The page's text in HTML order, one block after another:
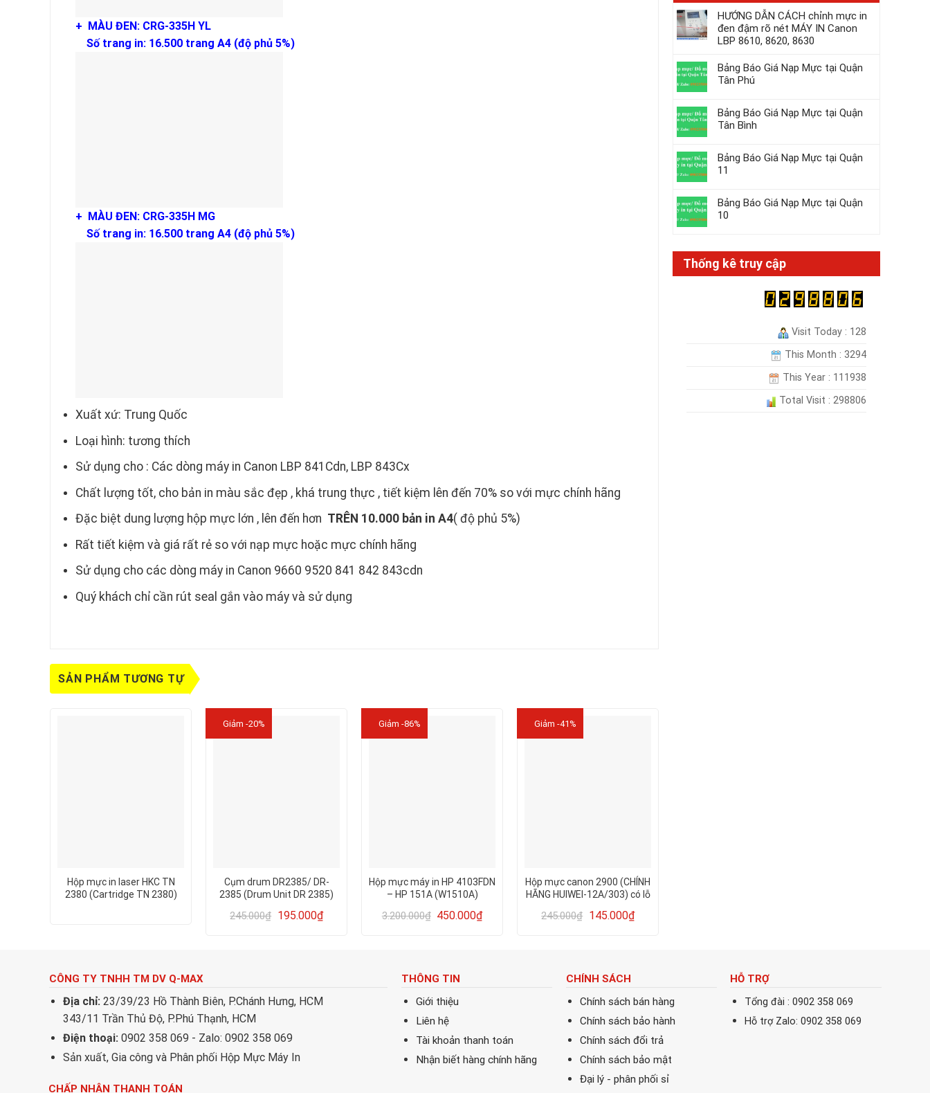
+ MÀU ĐEN: CRG-335H YL
Số trang in: 16.500 trang A4 (độ phủ 5%)
+ MÀU ĐEN: CRG-335H MG
Số trang in: 16.500 trang A4 (độ phủ 5%)
Xuất xứ: Trung Quốc
Loại hình: tương thích
Sử dụng cho : Các dòng máy in Canon LBP 841Cdn, LBP 843Cx
Chất lượng tốt, cho bản in màu sắc đẹp , khá trung thực , tiết kiệm lên đến 70% so với mực chính hãng
Đặc biệt dung lượng hộp mực lớn , lên đến hơn TRÊN 10.000 bản in A4( độ phủ 5%)
Rất tiết kiệm và giá rất rẻ so với nạp mực hoặc mực chính hãng
Sử dụng cho các dòng máy in Canon 9660 9520 841 842 843cdn
Quý khách chỉ cần rút seal gắn vào máy và sử dụng
SẢN PHẨM TƯƠNG TỰ
Hộp mực in laser HKC TN
2380 (Cartridge TN 2380)
Giảm -20%
Cụm drum DR2385/ DR-
2385 (Drum Unit DR 2385)
L2300 L2300D L2340
245.000₫ 195.000₫
Giảm -86%
Hộp mực máy in HP 4103FDN
– HP 151A (W1510A)
3.200.000₫ 450.000₫
Giảm -41%
Hộp mực canon 2900 (CHÍNH
HÃNG HUIWEI-12A/303) có lỗ
CHẤT LƯỢNG – IN ĐẸP
245.000₫ 145.000₫
HƯỚNG DẪN CÁCH chỉnh mực in
đen đậm rõ nét MÁY IN Canon
LBP 8610, 8620, 8630
Bảng Báo Giá Nạp Mực tại Quận
Tân Phú
Bảng Báo Giá Nạp Mực tại Quận
Tân Bình
Bảng Báo Giá Nạp Mực tại Quận
11
Bảng Báo Giá Nạp Mực tại Quận
10
Thống kê truy cập
Visit Today : 128
This Month : 3294
This Year : 111938
Total Visit : 298806
CÔNG TY TNHH TM DV Q-MAX
Địa chỉ: 23/39/23 Hồ Thành Biên, P.Chánh Hưng, HCM
343/11 Trần Thủ Độ, P.Phú Thạnh, HCM
Điện thoại: 0902 358 069 - Zalo: 0902 358 069
Sản xuất, Gia công và Phân phối Hộp Mực Máy In
CHẤP NHẬN THANH TOÁN
THÔNG TIN
Giới thiệu
Liên hệ
Tài khoản thanh toán
Nhận biết hàng chính hãng
CHÍNH SÁCH
Chính sách bán hàng
Chính sách bảo hành
Chính sách đổi trả
Chính sách bảo mật
Đại lý - phân phối sỉ
HỖ TRỢ
Tổng đài : 0902 358 069
Hỗ trợ Zalo: 0902 358 069